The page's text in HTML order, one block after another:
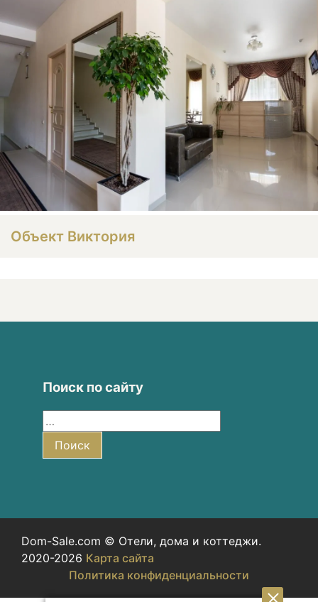
Объект Виктория
Поиск по сайту
Поиск
Dom-Sale.com © Отели, дома и коттеджи.
2020-2026 Карта сайта
Политика конфиденциальности